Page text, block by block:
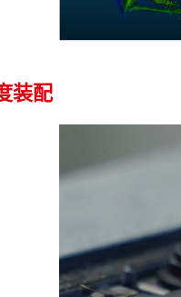
装配